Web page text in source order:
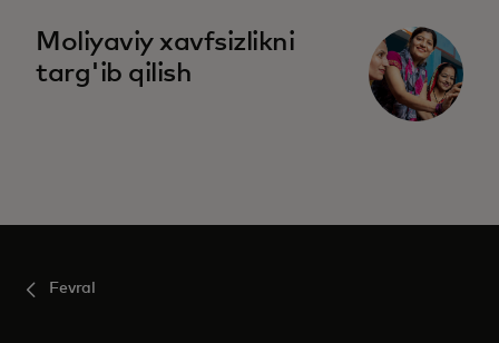
Moliyaviy xavfsizlikni
targ'ib qilish
opens in a new tab
Fevral